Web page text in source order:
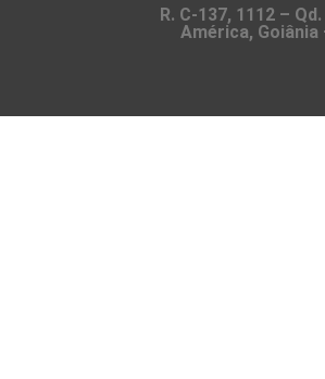
R. C-137, 1112 –
América, Goiânia